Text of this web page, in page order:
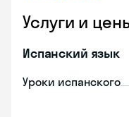
Услуги и
Испанский язык
Уроки испанского